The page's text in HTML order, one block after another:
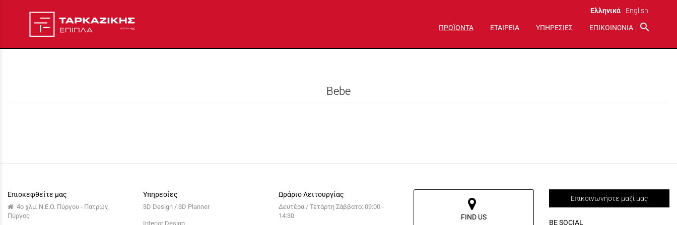
Ελληνικά English
ΠΡΟΪΟΝΤΑ ΕΤΑΙΡΕΙΑ ΥΠΗΡΕΣΙΕΣ ΕΠΙΚΟΙΝΩΝΙΑ search
Bebe
Επισκεφθείτε μας
4ο χλμ. Ν.Ε.Ο. Πύργου - Πατρών,
Πύργος
Υπηρεσίες
3D Design / 3D Planner
Interior Design
Ωράριο Λειτουργίας
Δευτέρα / Τετάρτη Σάββατο: 09:00 -
14:30
FIND US
Επικοινωνήστε μαζί μας
BE SOCIAL